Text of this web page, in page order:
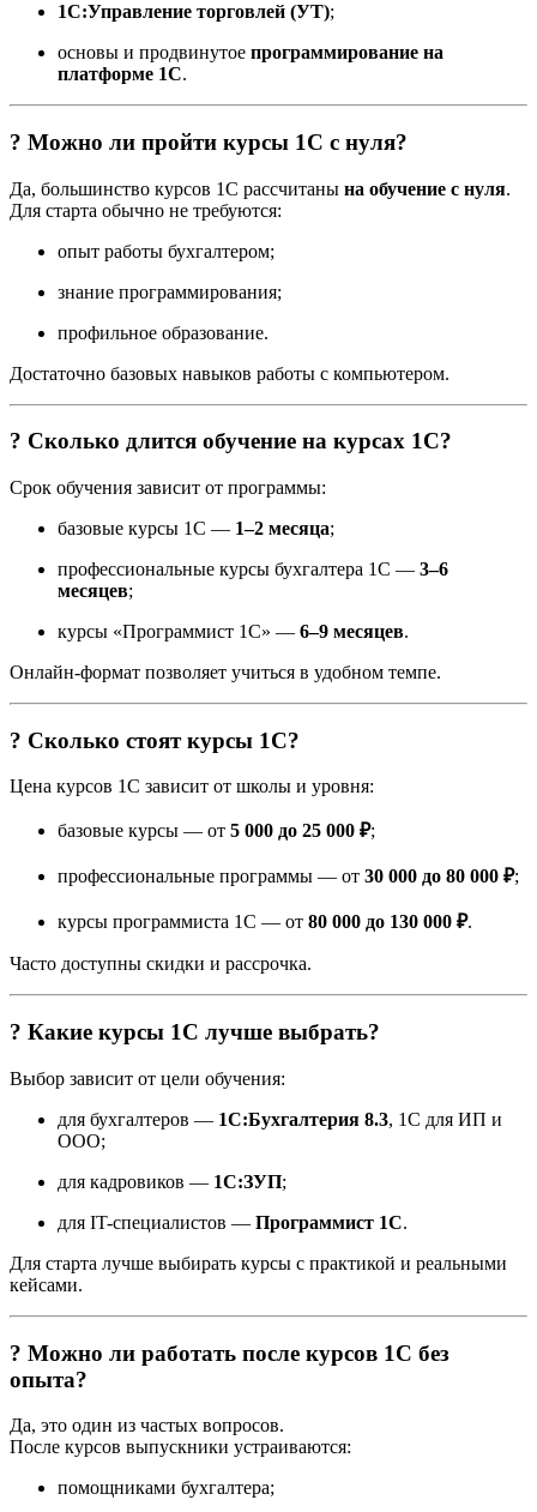
1С:Управление торговлей (УТ);
основы и продвинутое программирование на
платформе 1С.
? Можно ли пройти курсы 1С с нуля?
Да, большинство курсов 1С рассчитаны на обучение с нуля.
Для старта обычно не требуются:
опыт работы бухгалтером;
знание программирования;
профильное образование.
Достаточно базовых навыков работы с компьютером.
? Сколько длится обучение на курсах 1С?
Срок обучения зависит от программы:
базовые курсы 1С — 1–2 месяца;
профессиональные курсы бухгалтера 1С — 3–6
месяцев;
курсы «Программист 1С» — 6–9 месяцев.
Онлайн-формат позволяет учиться в удобном темпе.
? Сколько стоят курсы 1С?
Цена курсов 1С зависит от школы и уровня:
базовые курсы — от 5 000 до 25 000 ₽;
профессиональные программы — от 30 000 до 80 000 ₽;
курсы программиста 1С — от 80 000 до 130 000 ₽.
Часто доступны скидки и рассрочка.
? Какие курсы 1С лучше выбрать?
Выбор зависит от цели обучения:
для бухгалтеров — 1С:Бухгалтерия 8.3, 1С для ИП и
ООО;
для кадровиков — 1С:ЗУП;
для IT-специалистов — Программист 1С.
Для старта лучше выбирать курсы с практикой и реальными
кейсами.
? Можно ли работать после курсов 1С без
опыта?
Да, это один из частых вопросов.
После курсов выпускники устраиваются:
помощниками бухгалтера;